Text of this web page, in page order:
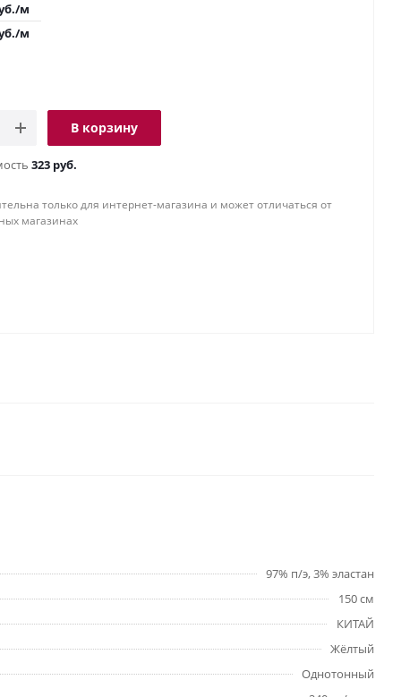
/м
/м
В корзину
323 руб.
только для интернет-магазина и может отличаться от
магазинах
97% п/э, 3% эластан
150 см
КИТАЙ
Жёлтый
Однотонный